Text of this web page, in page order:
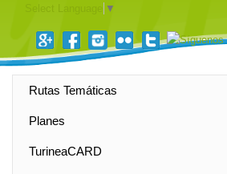
▼
Rutas Temáticas
Planes
TurineaCARD